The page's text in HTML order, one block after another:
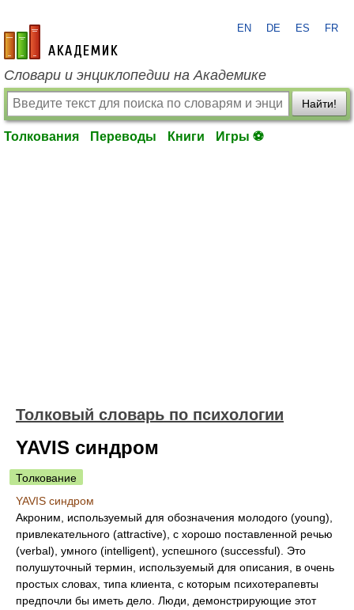
academic.ru
EN DE ES FR
Словари и энциклопедии на Академике
Найти!
Толкования Переводы Книги Игры ⚽
Толковый словарь по психологии
YAVIS синдром
Толкование
YAVIS синдром
Акроним, используемый для обозначения молодого (young),
привлекательного (attractive), с хорошо поставленной речью
(verbal), умного (intelligent), успешного (successful). Это
полушуточный термин, используемый для описания, в очень
простых словах, типа клиента, с которым психотерапевты
предпочли бы иметь дело. Люди, демонстрирующие этот